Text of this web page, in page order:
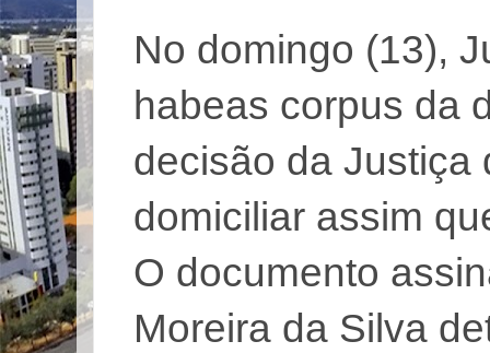
No domingo (13),
habeas corpus da
decisão da Justiça
domiciliar assim
O documento
Moreira da Silva